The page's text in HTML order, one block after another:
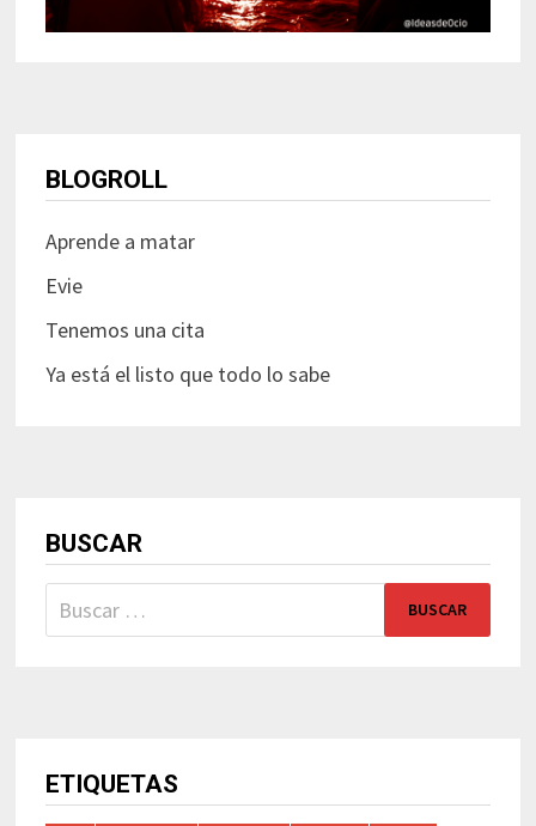
BLOGROLL
Aprende a matar
Evie
Tenemos una cita
Ya está el listo que todo lo sabe
BUSCAR
Buscar:
ETIQUETAS